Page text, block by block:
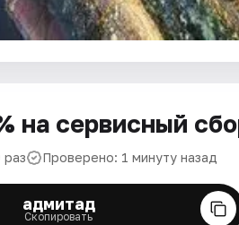
на сервисный
Проверено: 1 минуту назад
адмитад
Скопировать